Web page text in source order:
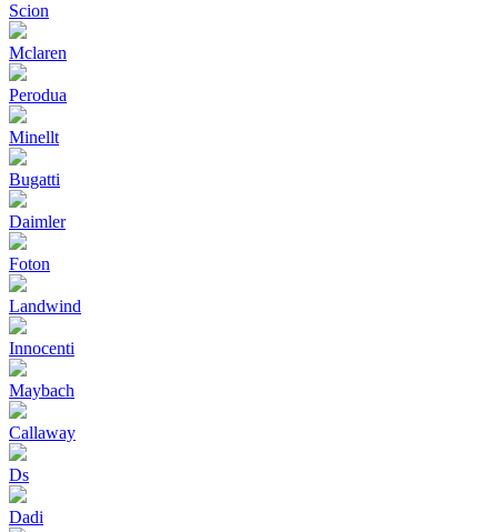
Scion
Mclaren
Perodua
Minellt
Bugatti
Daimler
Foton
Landwind
Innocenti
Maybach
Callaway
Ds
Dadi